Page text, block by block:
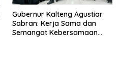
Gubernur Kalteng Agustiar
Sabran: Kerja Sama dan
Semangat Kebersamaan